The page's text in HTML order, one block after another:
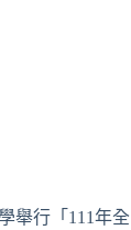
舉行「111年全